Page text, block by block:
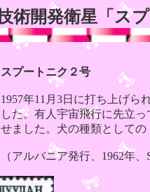
術開発衛星「ス
スプートニク２号
1957年11月3日に打ち上げら
した。有人宇宙飛行に先立
せました。犬の種類として
（アルバニア発行、1962年、